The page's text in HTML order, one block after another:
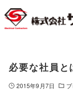
必要な社員と
2015年9月7日